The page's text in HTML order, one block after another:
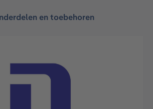
en toebehoren
overslaan